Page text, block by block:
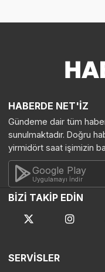
Nevşehir Niğde
Rize
Siirt Sinop
Tekirdağ Tokat
Uşak Van
HABERDE NET'İZ
Gündeme dair tüm
sunulmaktadır. Doğru
yirmidört saat işimizin
Google Play
Uygulamayı İndir
BİZİ TAKİP EDİN
SERVİSLER